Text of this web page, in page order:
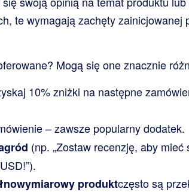
te wymagają zachęty zainicjowanej
Mogą się one znacznie
10% zniżki na następne
– zawsze popularny dodatek.
(np. „Zostaw recenzję, aby
produktczęsto są